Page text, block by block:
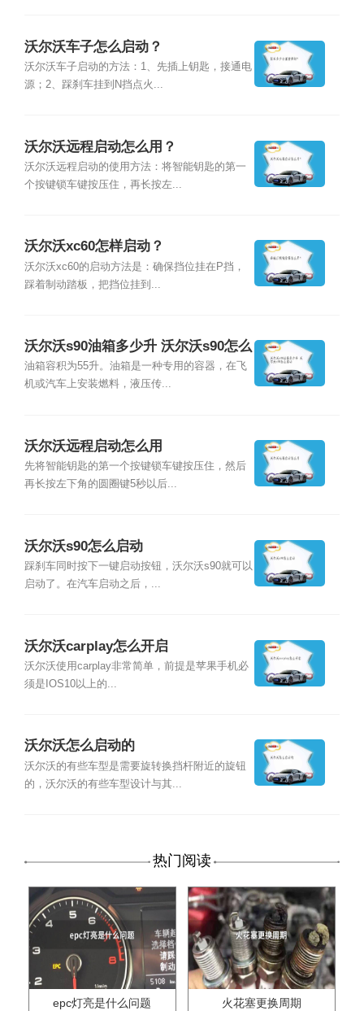
沃尔沃车子怎么启动？
沃尔沃车子启动的方法：1、先插上钥匙，接通电
源；2、踩刹车挂到N挡点火...
沃尔沃远程启动怎么用？
沃尔沃远程启动的使用方法：将智能钥匙的第一
个按键锁车键按压住，再长按左...
沃尔沃xc60怎样启动？
沃尔沃xc60的启动方法是：确保挡位挂在P挡，
踩着制动踏板，把挡位挂到...
沃尔沃s90油箱多少升 沃尔沃s90怎么
启动
油箱容积为55升。油箱是一种专用的容器，在飞
机或汽车上安装燃料，液压传...
沃尔沃远程启动怎么用
先将智能钥匙的第一个按键锁车键按压住，然后
再长按左下角的圆圈键5秒以后...
沃尔沃s90怎么启动
踩刹车同时按下一键启动按钮，沃尔沃s90就可以
启动了。在汽车启动之后，...
沃尔沃carplay怎么开启
沃尔沃使用carplay非常简单，前提是苹果手机必
须是IOS10以上的...
沃尔沃怎么启动的
沃尔沃的有些车型是需要旋转换挡杆附近的旋钮
的，沃尔沃的有些车型设计与其...
热门阅读
epc灯亮是什么问题 火花塞更换周期